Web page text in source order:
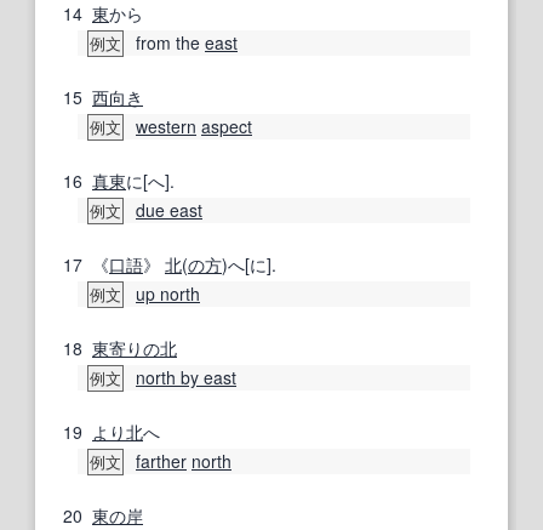
14 東から
例文 from the east
15 西向き
例文 western aspect
16 真東に[へ].
例文 due east
17 《口語》 北(の方)へ[に].
例文 up north
18 東寄りの北
例文 north by east
19 より北へ
例文 farther north
20 東の岸